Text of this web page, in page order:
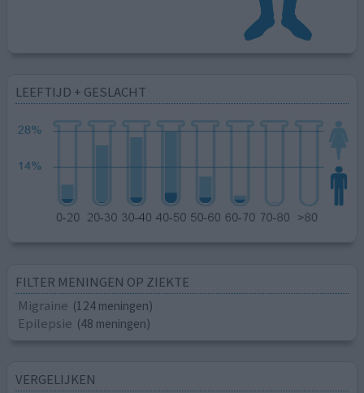
LEEFTIJD + GESLACHT
FILTER MENINGEN OP ZIEKTE
Migraine (124 meningen)
Epilepsie (48 meningen)
VERGELIJKEN